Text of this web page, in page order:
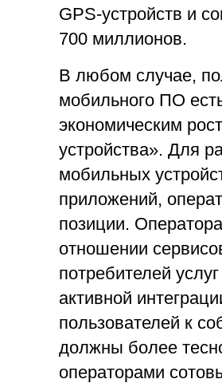
GPS-устройств и
700 миллионов.
В любом случае,
мобильного ПО
экономическим
устройства». Для
мобильных
приложений,
позиции.
отношении
потребителей
активной
пользователей к
должны более
операторами